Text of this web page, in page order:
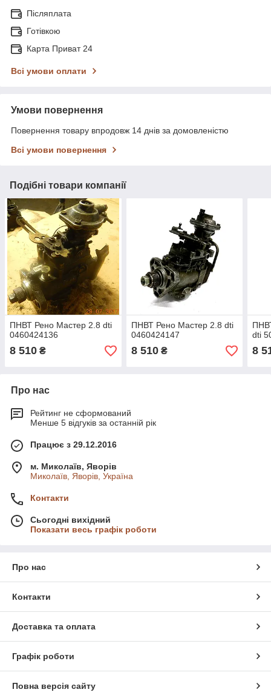
Післяплата
Готівкою
Карта Приват 24
Всі умови оплати
Умови повернення
Повернення товару впродовж 14 днів за домовленістю
Всі умови повернення
Подібні товари компанії
ПНВТ Рено Мастер 2.8 dti
0460424136
8 510 ₴
ПНВТ Рено Мастер 2.8 dti
0460424147
8 510₴
dti
8
Про нас
Рейтинг не сформований
Менше 5 відгуків за останній рік
Працює з 29.12.2016
м. Миколаїв, Яворів
Миколаїв, Яворів, Україна
Контакти
Сьогодні вихідний
Показати весь графік роботи
Про нас
Контакти
Доставка та оплата
Графік роботи
Повна версія сайту